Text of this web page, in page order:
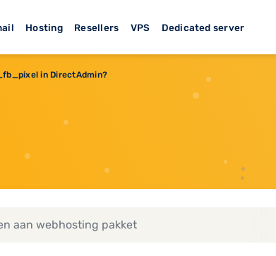
Hosting Resellers VPS Dedicated server
in DirectAdmin?